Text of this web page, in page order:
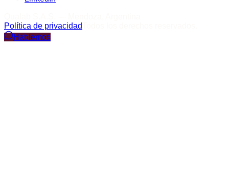
Política de privacidad
Hablemos